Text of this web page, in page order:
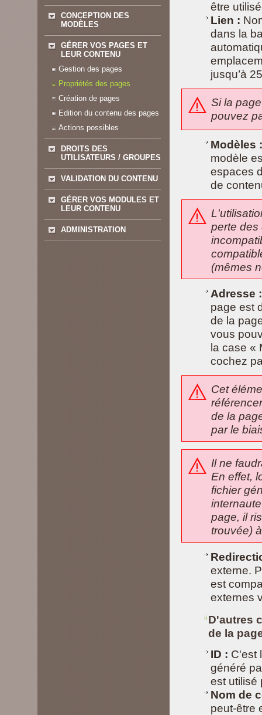
CONCEPTION DES
MODÈLES
GÉRER VOS PAGES ET
LEUR CONTENU
Gestion des pages
Propriétés des pages
Création de pages
Edition du contenu des pages
Actions possibles
DROITS DES
UTILISATEURS / GROUPES
VALIDATION DU CONTENU
GÉRER VOS MODULES ET
LEUR CONTENU
ADMINISTRATION
être
Lien :
dans la
jusqu’à
Si la
pouvez
Modèles :
modèle
espaces
de
perte des
(mêmes
Adresse :
page est
de la
vous
la case «
cochez
Cet
de la
par le
Il ne
En effet,
fichier
page, il
trouvée)
externe.
est
externes
D'autres
de la
ID : C'est
généré
est utilisé
Nom de
peut-être